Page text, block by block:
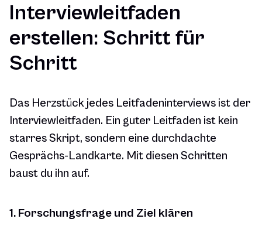
Interviewleitfaden
erstellen: Schritt für
Schritt
Das Herzstück jedes Leitfadeninterviews ist der
Interviewleitfaden. Ein guter Leitfaden ist kein
starres Skript, sondern eine durchdachte
Gesprächs-Landkarte. Mit diesen Schritten
baust du ihn auf.
1. Forschungsfrage und Ziel klären